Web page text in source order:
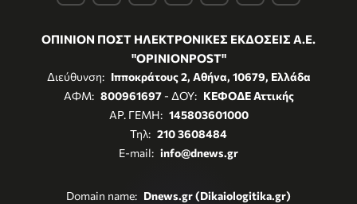
ΟΠΙΝΙΟΝ ΠΟΣΤ ΗΛΕΚΤΡΟΝΙΚΕΣ ΕΚΔΟΣΕΙΣ Α.Ε.
"OPINIONPOST"
Διεύθυνση: Ιπποκράτους 2, Αθήνα, 10679, Ελλάδα
ΑΦΜ: 800961697- ΔΟΥ: ΚΕΦΟΔΕ Αττικής
ΑΡ. ΓΕΜΗ: 145803601000
Τηλ: 210 3608484
E-mail: info@dnews.gr
Domain name: Dnews.gr (Dikaiologitika.gr)